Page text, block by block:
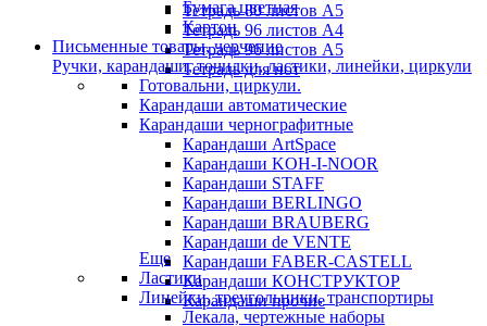
Тетрадь 80 листов А5
Тетрадь 96 листов А4
Тетрадь 96 листов А5
Тетрадь для нот
Бумага цветная
Картон
Письменные товары, черчение
Ручки, карандаши, точилки, ластики, линейки, циркули
Готовальни, циркули.
Карандаши автоматические
Карандаши чернографитные
Карандаши ArtSpace
Карандаши KOH-I-NOOR
Карандаши STAFF
Карандаши BERLINGO
Карандаши BRAUBERG
Карандаши de VENTE
Карандаши FABER-CASTELL
Карандаши КОНСТРУКТОР
Карандаши прочие
Еще
Ластики
Линейки, треугольники, транспортиры
Лекала, чертежные наборы